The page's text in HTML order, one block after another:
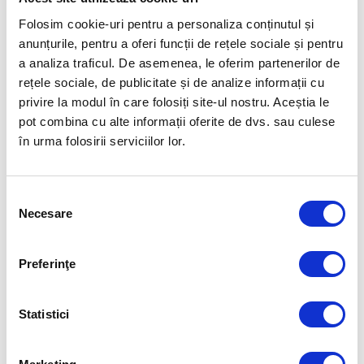
Folosim cookie-uri pentru a personaliza conținutul și
anunțurile, pentru a oferi funcții de rețele sociale și pentru
a analiza traficul. De asemenea, le oferim partenerilor de
rețele sociale, de publicitate și de analize informații cu
privire la modul în care folosiți site-ul nostru. Aceștia le
pot combina cu alte informații oferite de dvs. sau culese
în urma folosirii serviciilor lor.
consimțământului
Necesare
Preferinţe
Statistici
la Jocurile Olimpice!
CAMPIONATELE MONDIALE DE CANOTAJ 2023